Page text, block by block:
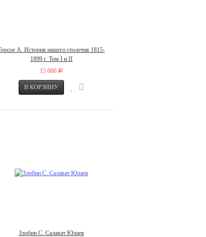
А. История нашего столетия 1815-
1899 г. Том I и II
15 000 Р
Злобин С. Салават Юлаев